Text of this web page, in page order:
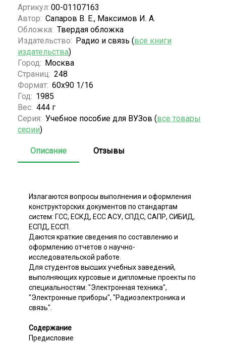
Артикул: 00-01107163
Автор: Сапаров В. Е., Максимов И. А.
Обложка: Твердая обложка
Издательство: Радио и связь (все книги
издательства)
Город: Москва
Страниц: 248
Формат: 60х90 1/16
Год: 1985
Вес: 444 г
Серия: Учебное пособие для ВУЗов (все товары
серии)
Описание Отзывы
Излагаются вопросы выполнения и оформления
конструкторских документов по стандартам
систем: ГСС, ЕСКД, ЕСС АСУ, СПДС, САПР, СИБИД,
ЕСПД, ЕССП.
Даются краткие сведения по составлению и
оформлению отчетов о научно-
исследовательской работе.
Для студентов высших учебных заведений,
выполняющих курсовые и дипломные проекты по
специальностям: "Электронная техника",
"Электронные приборы", "Радиоэлектроника и
связь".
Содержание
Предисловие